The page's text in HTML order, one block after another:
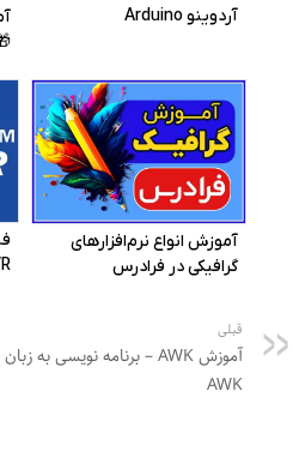
قبلی
آموزش AWK – برنامه نویسی به زبان
AWK